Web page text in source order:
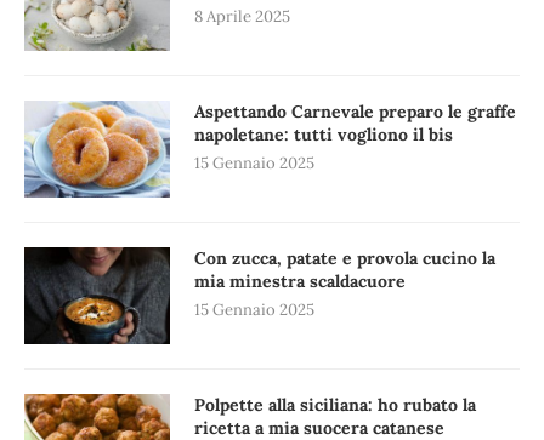
8 Aprile 2025
Aspettando Carnevale preparo le graffe
napoletane: tutti vogliono il bis
15 Gennaio 2025
Con zucca, patate e provola cucino la
mia minestra scaldacuore
15 Gennaio 2025
Polpette alla siciliana: ho rubato la
ricetta a mia suocera catanese